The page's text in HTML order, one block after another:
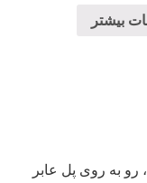
بیشتر
به تهران، رو به روی پل عابر